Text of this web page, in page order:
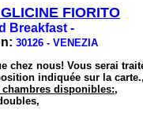
FIORITO
Breakfast -
30126 - VENEZIA
chez nous! Vous serai
indiquée sur la
chambres disponibles:,